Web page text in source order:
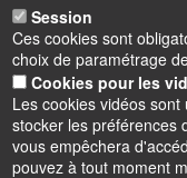
Informations
Session
Ces cookies sont
choix de paramétrage
Cookies pour les
Les cookies vidéos
stocker les préférences
vous empêchera
pouvez à tout moment